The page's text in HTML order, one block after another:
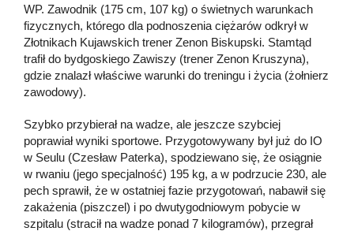
WP. Zawodnik (175 cm, 107 kg) o świetnych warunkach
fizycznych, którego dla podnoszenia ciężarów odkrył w
Złotnikach Kujawskich trener Zenon Biskupski. Stamtąd
trafił do bydgoskiego Zawiszy (trener Zenon Kruszyna),
gdzie znalazł właściwe warunki do treningu i życia (żołnierz
zawodowy).
Szybko przybierał na wadze, ale jeszcze szybciej
poprawiał wyniki sportowe. Przygotowywany był już do IO
w Seulu (Czesław Paterka), spodziewano się, że osiągnie
w rwaniu (jego specjalność) 195 kg, a w podrzucie 230, ale
pech sprawił, że w ostatniej fazie przygotowań, nabawił się
zakażenia (piszczel) i po dwutygodniowym pobycie w
szpitalu (stracił na wadze ponad 7 kilogramów), przegrał